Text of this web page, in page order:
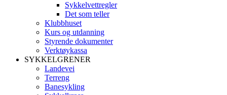
Sykkelvettregler
Det som teller
Klubbhuset
Kurs og utdanning
Styrende dokumenter
Verktøykassa
SYKKELGRENER
Landevei
Terreng
Banesykling